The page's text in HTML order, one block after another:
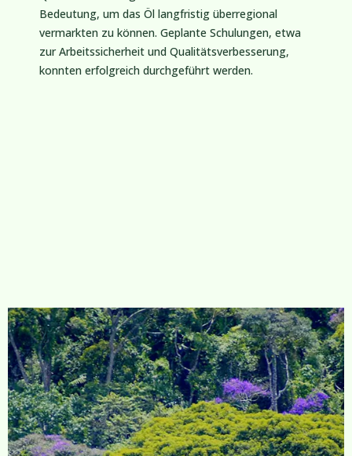
Bedeutung, um das Öl langfristig überregional
vermarkten zu können. Geplante Schulungen, etwa
zur Arbeitssicherheit und Qualitätsverbesserung,
konnten erfolgreich durchgeführt werden.